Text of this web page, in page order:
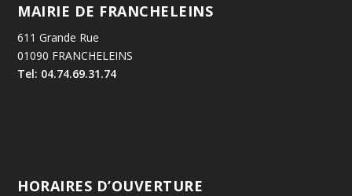
MAIRIE DE FRANCHELEINS
611 Grande Rue
01090 FRANCHELEINS
Tel: 04.74.69.31.74
HORAIRES D’OUVERTURE